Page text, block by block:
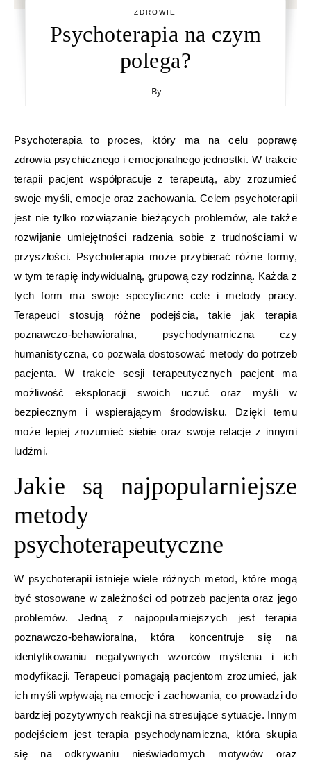
ZDROWIE
Psychoterapia na czym
polega?
- By
Psychoterapia to proces, który ma na celu poprawę
zdrowia psychicznego i emocjonalnego jednostki. W trakcie
terapii pacjent współpracuje z terapeutą, aby zrozumieć
swoje myśli, emocje oraz zachowania. Celem psychoterapii
jest nie tylko rozwiązanie bieżących problemów, ale także
rozwijanie umiejętności radzenia sobie z trudnościami w
przyszłości. Psychoterapia może przybierać różne formy,
w tym terapię indywidualną, grupową czy rodzinną. Każda z
tych form ma swoje specyficzne cele i metody pracy.
Terapeuci stosują różne podejścia, takie jak terapia
poznawczo-behawioralna, psychodynamiczna czy
humanistyczna, co pozwala dostosować metody do potrzeb
pacjenta. W trakcie sesji terapeutycznych pacjent ma
możliwość eksploracji swoich uczuć oraz myśli w
bezpiecznym i wspierającym środowisku. Dzięki temu
może lepiej zrozumieć siebie oraz swoje relacje z innymi
ludźmi.
Jakie są najpopularniejsze
metody
psychoterapeutyczne
W psychoterapii istnieje wiele różnych metod, które mogą
być stosowane w zależności od potrzeb pacjenta oraz jego
problemów. Jedną z najpopularniejszych jest terapia
poznawczo-behawioralna, która koncentruje się na
identyfikowaniu negatywnych wzorców myślenia i ich
modyfikacji. Terapeuci pomagają pacjentom zrozumieć, jak
ich myśli wpływają na emocje i zachowania, co prowadzi do
bardziej pozytywnych reakcji na stresujące sytuacje. Innym
podejściem jest terapia psychodynamiczna, która skupia
się na odkrywaniu nieświadomych motywów oraz